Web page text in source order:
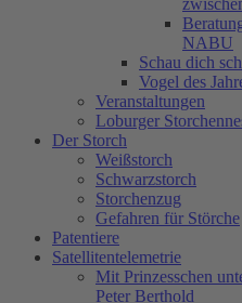
NABU
Schau dich
Vogel des
Veranstaltungen
Loburger
Der Storch
Weißstorch
Schwarzstorch
Storchenzug
Gefahren für Störche
Patentiere
Satellitentelemetrie
Mit Prinzesschen
Peter Berthold